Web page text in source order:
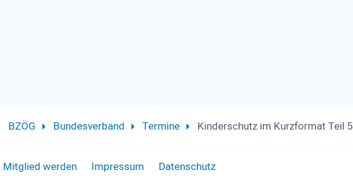
BZÖG Bundesverband Termine Kinderschutz im Kurzformat Teil 5
Mitglied werden Impressum Datenschutz